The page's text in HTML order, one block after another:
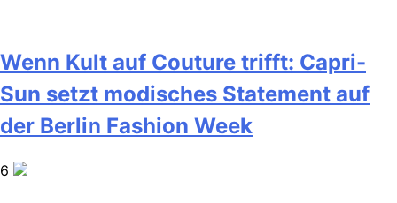
Wenn Kult auf Couture trifft: Capri-
Sun setzt modisches Statement auf
der Berlin Fashion Week
6